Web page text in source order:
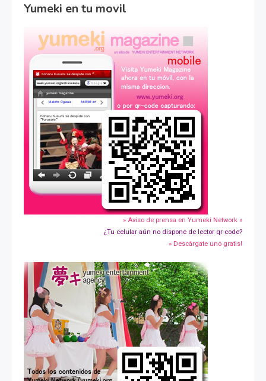
Yumeki en tu movil
» Aviso de prensa en Yumeki Network »
¿Tu celular aún no dispone de lector qr-code?
» Descárgate uno gratis!